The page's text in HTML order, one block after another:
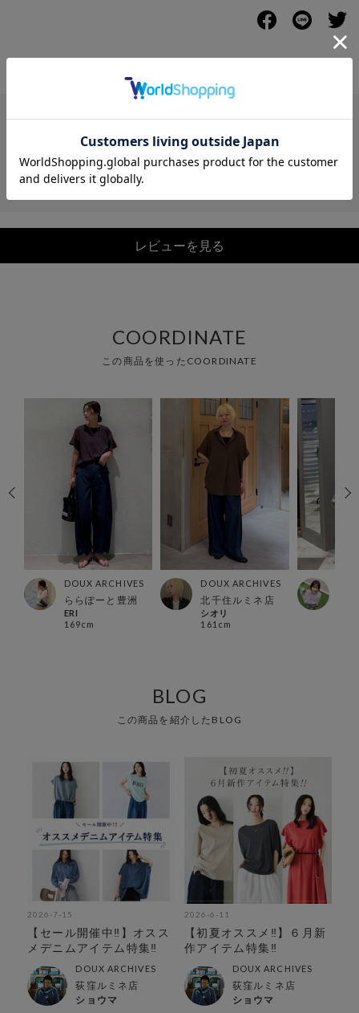
レビュー
レビューを見る
COORDINATE
この商品を使ったCOORDINATE
DOUX ARCHIVES
ららぽーと豊洲
ERI
169cm
DOUX ARCHIVES
北千住ルミネ店
シオリ
161cm
BLOG
この商品を紹介したBLOG
2026-7-15
【セール開催中‼︎】オスス
メデニムアイテム特集‼︎
DOUX ARCHIVES
荻窪ルミネ店
ショウマ
2026-6-11
【初夏オススメ‼︎】６月新
作アイテム特集‼︎
DOUX ARCHIVES
荻窪ルミネ店
ショウマ